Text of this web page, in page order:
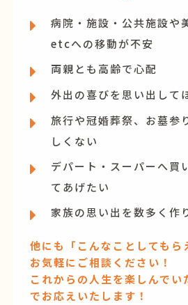
病院・施設・公共施設や
etcへの移動が不安
両親とも高齢で心配
外出の喜びを思い出して
旅行や冠婚葬祭、お墓参
しくない
デパート・スーパーへ買
てあげたい
家族の思い出を数多く作
他にも「こんなことしてもら
お気軽にご相談ください！
これからの人生を楽しんでい
でお応えいたします！